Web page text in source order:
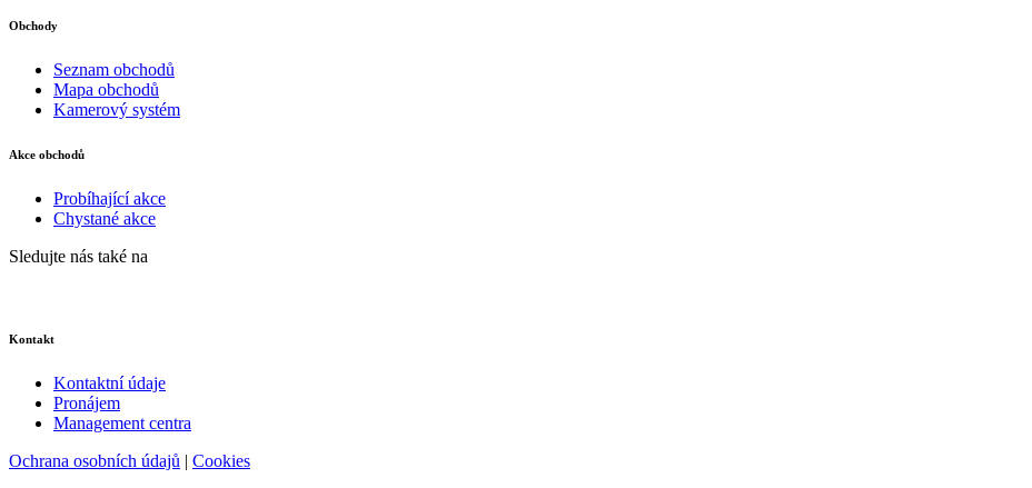
Obchody
Seznam obchodů
Mapa obchodů
Kamerový systém
Akce obchodů
Probíhající akce
Chystané akce
Sledujte nás také na
Kontakt
Kontaktní údaje
Pronájem
Management centra
Ochrana osobních údajů | Cookies